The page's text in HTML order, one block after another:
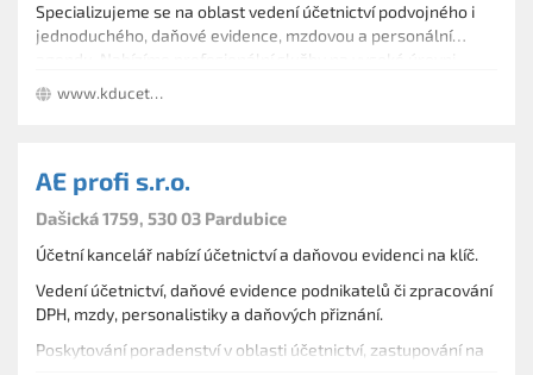
Specializujeme se na oblast vedení účetnictví podvojného i
jednoduchého, daňové evidence, mzdovou a personální
agendu. Nabízíme profesionální služby na vysoké úrovni,
které jsou především určeny pro malé a střední firmy, fyzické
i právnické osoby.
www.kducetnictvi.eu
AE profi s.r.o.
Dašická 1759, 530 03 Pardubice
Účetní kancelář nabízí účetnictví a daňovou evidenci na klíč.
Vedení účetnictví, daňové evidence podnikatelů či zpracování
DPH, mzdy, personalistiky a daňových přiznání.
Poskytování poradenství v oblasti účetnictví, zastupování na